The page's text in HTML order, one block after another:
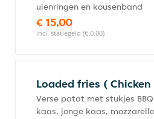
uienringen en kousenband
€ 15,00
incl. statiegeld (€ 0,00)
Loaded fries (
Verse patat met stukjes
kaas, jonge kaas,